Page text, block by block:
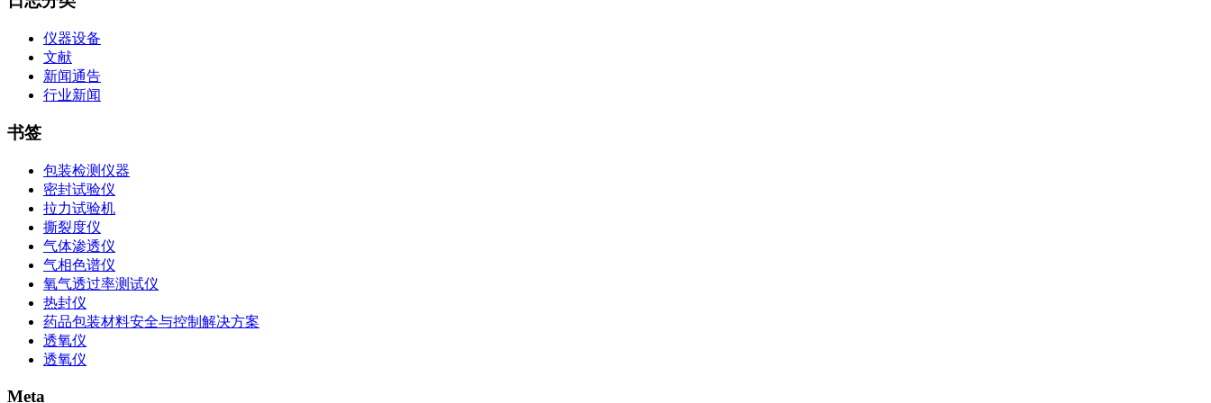
仪器设备
文献
新闻通告
行业新闻
书签
包装检测仪器
密封试验仪
拉力试验机
撕裂度仪
气体渗透仪
气相色谱仪
氧气透过率测试仪
热封仪
药品包装材料安全与控制解决方案
透氧仪
透氧仪
Meta